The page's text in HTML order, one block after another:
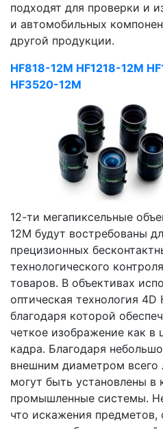
подходят для проверки и
и автомобильных
другой продукции.
HF818-12M HF1218-12M
HF3520-12M
12-ти мегапиксельные
12M будут востребованы
прецизионных
технологического
товаров. В объективах
оптическая технология 4D
благодаря которой
четкое изображение как в
кадра. Благодаря
внешним диаметром
могут быть установлены в
промышленные системы.
что искажения